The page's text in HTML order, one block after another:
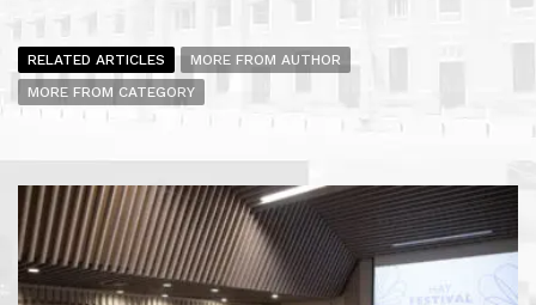
RELATED ARTICLES
MORE FROM AUTHOR
MORE FROM CATEGORY